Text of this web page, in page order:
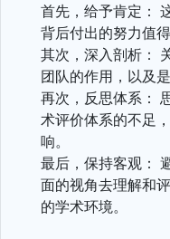
首先，给予肯定：
背后付出的努力值得
其次，深入剖析：
团队的作用，以及
再次，反思体系：
术评价体系的不足
响。
最后，保持客观：
面的视角去理解和
的学术环境。